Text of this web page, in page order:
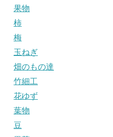
果物
柿
梅
玉ねぎ
畑のもの達
竹細工
花ゆず
葉物
豆